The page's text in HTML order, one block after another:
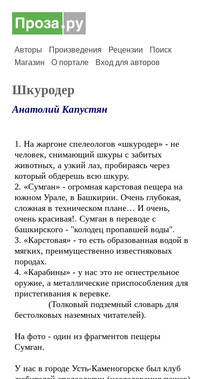
Авторы Произведения Рецензии
Поиск
Магазин
О портале Вход для авторов
Шкуродер
Анатолий Капустян
1. На жаргоне спелеологов «шкуродер» - не
человек, снимающий шкуры с забитых
животных, а узкий лаз, пробираясь через
который обдерешь всю шкуру.
2. «Сумган» - огромная карстовая пещера на
южном Урале, в Башкирии. Очень глубокая,
сложная в техническом плане… И очень,
очень красивая!. Сумган в переводе с
башкирского - "колодец пропавшей воды".
3. «Карстовая» - то есть образованная водой в
мягких, преимущественно известняковых
породах.
4. «Карабины» - у нас это не огнестрельное
оружие, а металлические приспособления для
пристегивания к веревке.
(Толковый подземный словарь для
бестолковых наземных читателей).
На фото - один из фрагментов пещеры
Сумган.
У нас в городе Усть-Каменогорске был клуб